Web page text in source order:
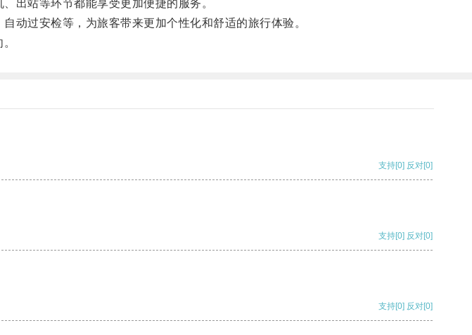
出站等环节都能享受更加便捷的服务。
过安检等，为旅客带来更加个性化和舒适的旅行体验。
支持[0] 反对[0]
支持[0] 反对[0]
支持[0] 反对[0]